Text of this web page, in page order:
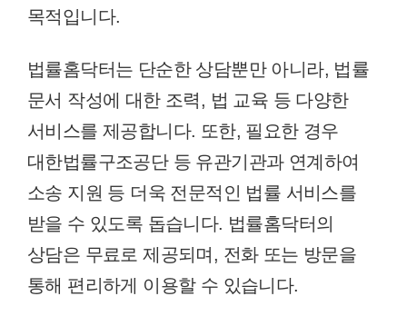
목적입니다.
법률홈닥터는 단순한 상담뿐만 아니라, 법률
문서 작성에 대한 조력, 법 교육 등 다양한
서비스를 제공합니다. 또한, 필요한 경우
대한법률구조공단 등 유관기관과 연계하여
소송 지원 등 더욱 전문적인 법률 서비스를
받을 수 있도록 돕습니다. 법률홈닥터의
상담은 무료로 제공되며, 전화 또는 방문을
통해 편리하게 이용할 수 있습니다.